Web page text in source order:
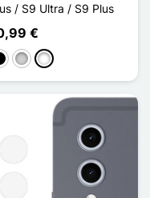
/ S9 Ultra / S9 Plus
€
PlataMulticolore